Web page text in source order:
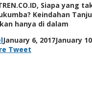
Siapa yang
Keindahan
hanya di dalam
January 6, 2017January
Tweet